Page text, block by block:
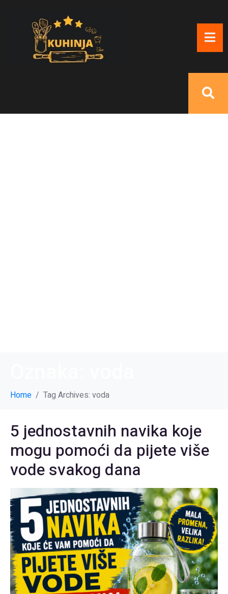
Home Tag Archives: voda
5 jednostavnih navika koje
mogu pomoći da pijete više
vode svakog dana